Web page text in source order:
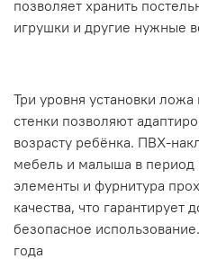
позволяет хранить
игрушки и другие нужные
Три уровня установки
стенки позволяют
возрасту ребёнка. ПВХ-
мебель и малыша в период
элементы и фурнитура
качества, что гарантирует
безопасное
года